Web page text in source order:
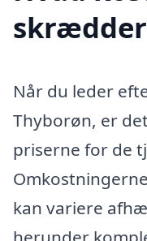
Når du leder
Thyborøn, er
priserne for de
kan variere